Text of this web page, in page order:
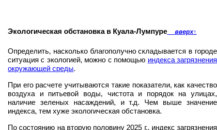
Экологическая обстановка в Куала-Лумпуре вверх↑
Определить, насколько благополучно складывается в городе
ситуация с экологией, можно с помощью индекса загрязнения
окружающей среды.
При его расчете учитываются такие показатели, как качество
воздуха и питьевой воды, чистота и порядок на улицах,
наличие зеленых насаждений, и т.д. Чем выше значение
индекса, тем хуже экологическая обстановка.
По состоянию на вторую половину 2025 г., индекс загрязнения